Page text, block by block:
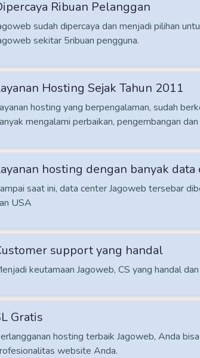
Ribuan Pelanggan
sudah dipercaya dan menjadi pilihan
sekitar 5ribuan pengguna.
Hosting Sejak Tahun 2011
hosting yang berpengalaman, sudah
mengalami perbaikan, pengembangan
hosting dengan banyak data
saat ini, data center Jagoweb tersebar
USA
support yang handal
keutamaan Jagoweb, CS yang handal
Gratis
hosting terbaik Jagoweb, Anda
website Anda.